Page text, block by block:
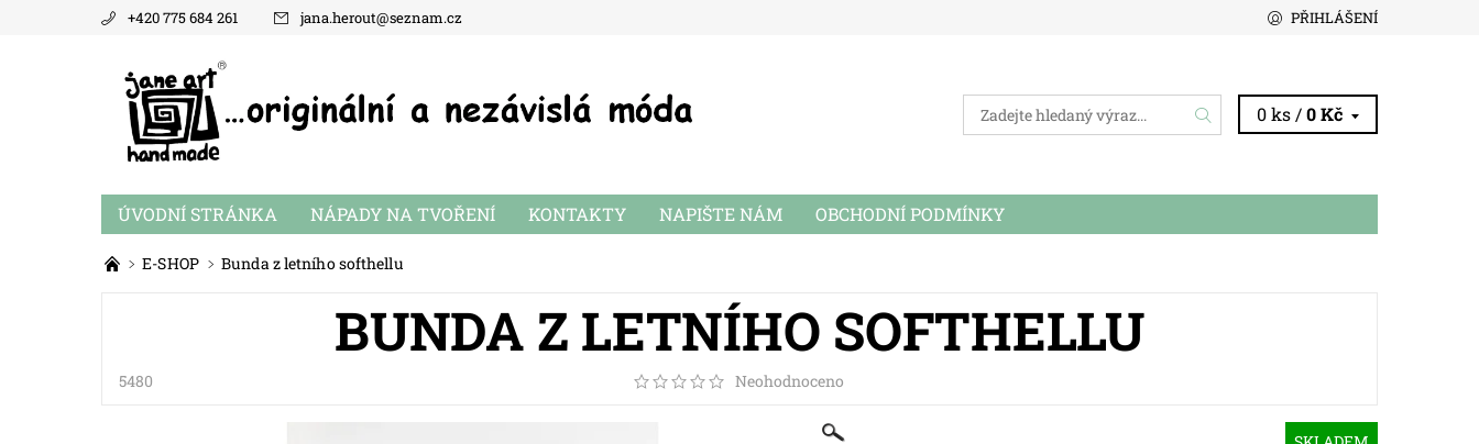
+420 775 684 261 jana.herout@seznam.cz PŘIHLÁŠENÍ
0 ks /0 Kč
ÚVODNÍ STRÁNKA NÁPADY NA TVOŘENÍ KONTAKTY NAPIŠTE NÁM OBCHODNÍ PODMÍNKY
E-SHOP Bunda z letního softhellu
BUNDA Z LETNÍHO SOFTHELLU
5480 Neohodnoceno